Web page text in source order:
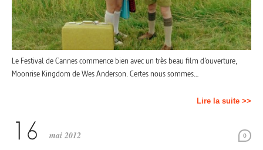
Le Festival de Cannes commence bien avec un très beau film d’ouverture,
Moonrise Kingdom de Wes Anderson. Certes nous sommes…
Lire la suite >>
0
mai 2012